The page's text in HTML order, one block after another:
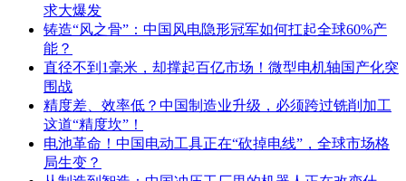
求大爆发
铸造“风之骨”：中国风电隐形冠军如何扛起全球60%产
能？
直径不到1毫米，却撑起百亿市场！微型电机轴国产化突
围战
精度差、效率低？中国制造业升级，必须跨过铣削加工
这道“精度坎”！
电池革命！中国电动工具正在“砍掉电线”，全球市场格
局生变？